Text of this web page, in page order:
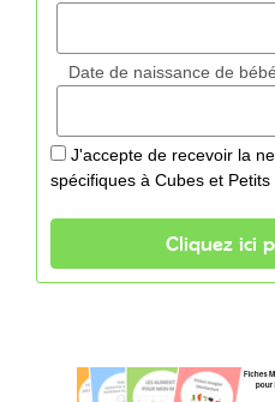
Date de naissance de bébé
J'accepte de recevoir la
spécifiques à Cubes et Petits